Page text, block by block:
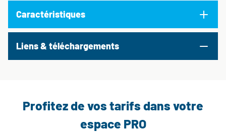
Caractéristiques
Liens & téléchargements
Profitez de vos tarifs dans votre
espace PRO